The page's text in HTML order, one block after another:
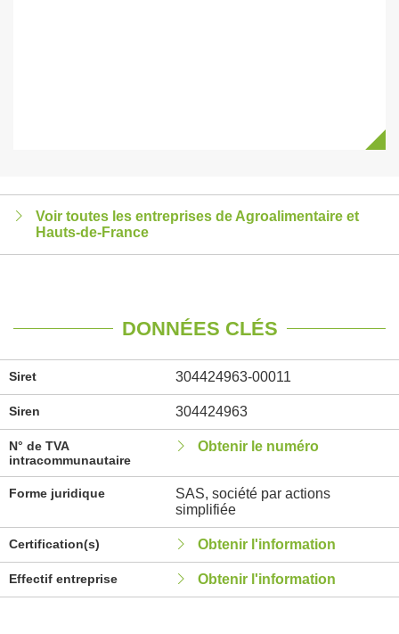
Voir toutes les entreprises de Agroalimentaire et
Hauts-de-France
DONNÉES CLÉS
Siret 304424963-00011
Siren 304424963
N° de TVA
intracommunautaire
Obtenir le numéro
Forme juridique
SAS, société par actions
simplifiée
Certification(s) Obtenir l'information
Effectif entreprise Obtenir l'information